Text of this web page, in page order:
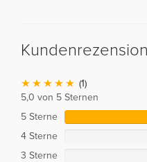
(1)
5,0 von 5 Sternen
5 Sterne
4 Sterne
3 Sterne